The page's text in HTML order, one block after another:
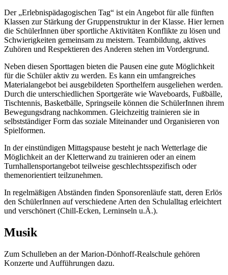
Der „Erlebnispädagogischen Tag“ ist ein Angebot für alle fünften
Klassen zur Stärkung der Gruppenstruktur in der Klasse. Hier lernen
die SchülerInnen über sportliche Aktivitäten Konflikte zu lösen und
Schwierigkeiten gemeinsam zu meistern. Teambildung, aktives
Zuhören und Respektieren des Anderen stehen im Vordergrund.
Neben diesen Sporttagen bieten die Pausen eine gute Möglichkeit
für die Schüler aktiv zu werden. Es kann ein umfangreiches
Materialangebot bei ausgebildeten Sporthelfern ausgeliehen werden.
Durch die unterschiedlichen Sportgeräte wie Waveboards, Fußbälle,
Tischtennis, Basketbälle, Springseile können die SchülerInnen ihrem
Bewegungsdrang nachkommen. Gleichzeitig trainieren sie in
selbstständiger Form das soziale Miteinander und Organisieren von
Spielformen.
In der einstündigen Mittagspause besteht je nach Wetterlage die
Möglichkeit an der Kletterwand zu trainieren oder an einem
Turnhallensportangebot teilweise geschlechtsspezifisch oder
themenorientiert teilzunehmen.
In regelmäßigen Abständen finden Sponsorenläufe statt, deren Erlös
den SchülerInnen auf verschiedene Arten den Schulalltag erleichtert
und verschönert (Chill-Ecken, Lerninseln u.Ä.).
Musik
Zum Schulleben an der Marion-Dönhoff-Realschule gehören
Konzerte und Aufführungen dazu.